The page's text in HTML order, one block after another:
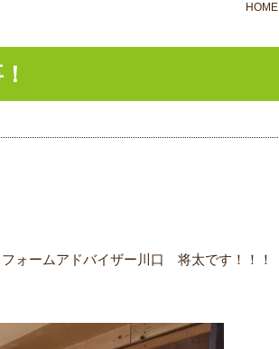
HOME
ォームアドバイザー川口 将太です！！！